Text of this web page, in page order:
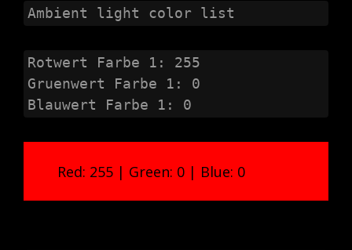
Ambient light color list
Rotwert Farbe 1: 255
Gruenwert Farbe 1: 0
Blauwert Farbe 1: 0
Red: 255 | Green: 0 | Blue: 0